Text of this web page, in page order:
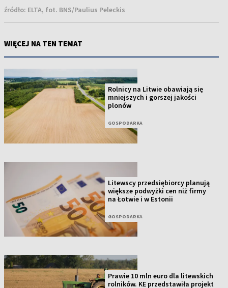
źródło: ELTA, fot. BNS/Paulius Peleckis
WIĘCEJ NA TEN TEMAT
Rolnicy na Litwie obawiają się
mniejszych i gorszej jakości
plonów
GOSPODARKA
Litewscy przedsiębiorcy planują
większe podwyżki cen niż firmy
na Łotwie i w Estonii
GOSPODARKA
Prawie 10 mln euro dla litewskich
rolników. KE przedstawiła projekt